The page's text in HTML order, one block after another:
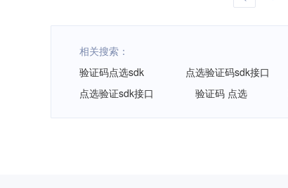
相关搜索：
验证码点选sdk
点选验证码sdk接口
点选验证sdk接口
验证码 点选